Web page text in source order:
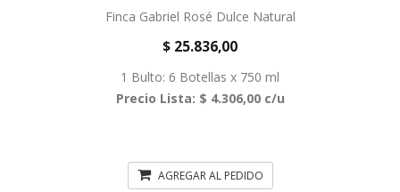
Finca Gabriel Rosé Dulce Natural
$ 25.836,00
1 Bulto: 6 Botellas x 750 ml
Precio Lista: $ 4.306,00 c/u
AGREGAR AL PEDIDO